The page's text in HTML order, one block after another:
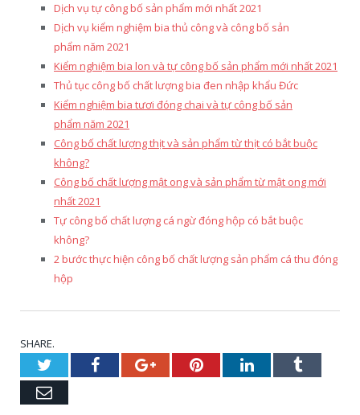
Dịch vụ tự công bố sản phẩm mới nhất 2021
Dịch vụ kiểm nghiệm bia thủ công và công bố sản
phẩm năm 2021
Kiểm nghiệm bia lon và tự công bố sản phẩm mới nhất 2021
Thủ tục công bố chất lượng bia đen nhập khẩu Đức
Kiểm nghiệm bia tươi đóng chai và tự công bố sản
phẩm năm 2021
Công bố chất lượng thịt và sản phẩm từ thịt có bắt buộc
không?
Công bố chất lượng mật ong và sản phẩm từ mật ong mới
nhất 2021
Tự công bố chất lượng cá ngừ đóng hộp có bắt buộc
không?
2 bước thực hiện công bố chất lượng sản phẩm cá thu đóng
hộp
SHARE.
TwitterFacebookGoogle+PinterestLinkedInTumblr
Email